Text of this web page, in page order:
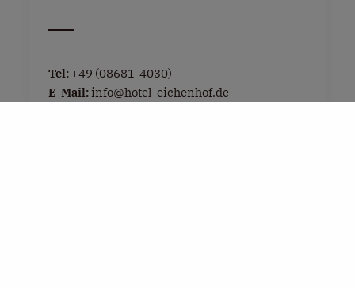
Tel: +49 (08681-4030)
E-Mail:info@hotel-eichenhof.de